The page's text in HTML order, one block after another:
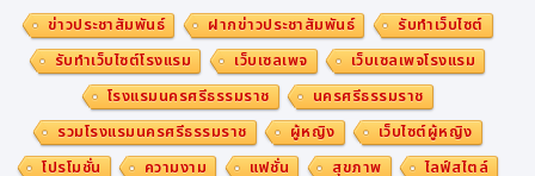
กิจกรรมที่มีความเสี่ยงสูง เช่น การฟอกเงิน และการตรวจจับ
การฉ้อโกงอย่างแม่นยำ ได้กลายเป็นข้อกังวลสำคัญสำหรับห
น่วยงานกำกับดูแลและสถาบันการเงินทั่วโลก
“ทางออกของยูเนี่ยนเพย์คือ AI” คุณตง จวินเฟิง กล่าว โดยโ
ข่าวประชาสัมพันธ์ ฝากข่าวประชาสัมพันธ์
รับทำเว็บไซต์
รับทำเว็บไซต์โรงแรม
เว็บเซลเพจ
เว็บเซลเพจโรงแรม
โรงแรมนครศรีธรรมราช
นครศรีธรรมราช
รวมโรงแรมนครศรีธรรมราช
ผู้หญิง
เว็บไซต์ผู้หญิง
โปรโมชั่น
ความงาม แฟชั่น สุขภาพ
ไลฟ์สไตล์